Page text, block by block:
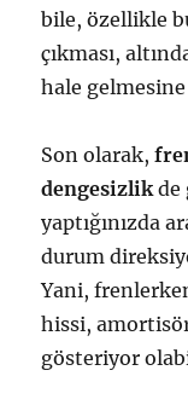
bile, özellikle
çıkması,
hale
Son olarak,
dengesizlikde
yaptığınızda
durum
Yani,
hissi,
gösteriyor